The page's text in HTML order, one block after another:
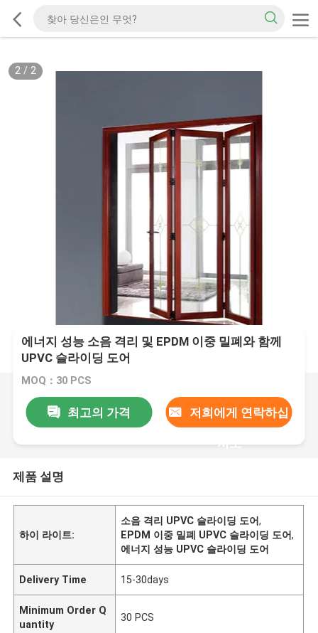
2/ 2
에너지 성능 소음 격리 및 EPDM 이중 밀폐와 함께
UPVC 슬라이딩 도어
MOQ：30 PCS
최고의 가격 저희에게 연락하십
시오
제품 설명
하이 라이트:
소음 격리 UPVC 슬라이딩 도어,
EPDM 이중 밀폐 UPVC 슬라이딩 도어,
에너지 성능 UPVC 슬라이딩 도어
Delivery Time 15-30days
Minimum Order Q
uantity
30 PCS